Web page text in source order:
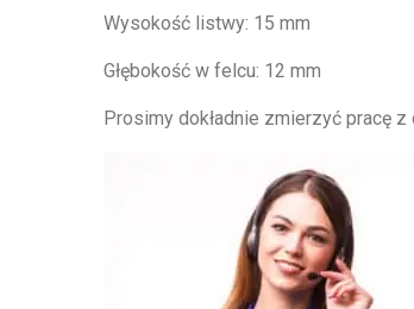
Wysokość listwy: 15 mm
Głębokość w felcu: 12 mm
Prosimy dokładnie zmierzyć pracę